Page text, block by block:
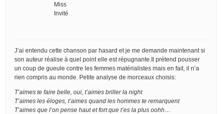
Miss
Invité
J’ai entendu cette chanson par hasard et je me demande maintenant si
son auteur réalise à quel point elle est répugnante.Il prétend pousser
un coup de gueule contre les femmes matérialistes mais en fait, il n’a
rien compris au monde. Petite analyse de morceaux choisis:
T’aimes te faire belle, oui, t’aimes briller la night
T’aimes les éloges, t’aimes quand les hommes te remarquent
T’aimes que l’on pense haut et fort que t’es la plus oohh…